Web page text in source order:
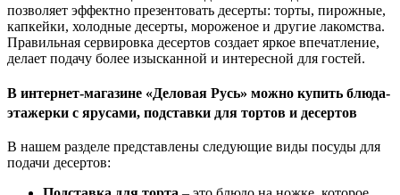
позволяет эффектно презентовать десерты: торты, пирожные,
капкейки, холодные десерты, мороженое и другие лакомства.
Правильная сервировка десертов создает яркое впечатление,
делает подачу более изысканной и интересной для гостей.
В интернет-магазине «Деловая Русь» можно купить блюда-
этажерки с ярусами, подставки для тортов и десертов
В нашем разделе представлены следующие виды посуды для
подачи десертов: